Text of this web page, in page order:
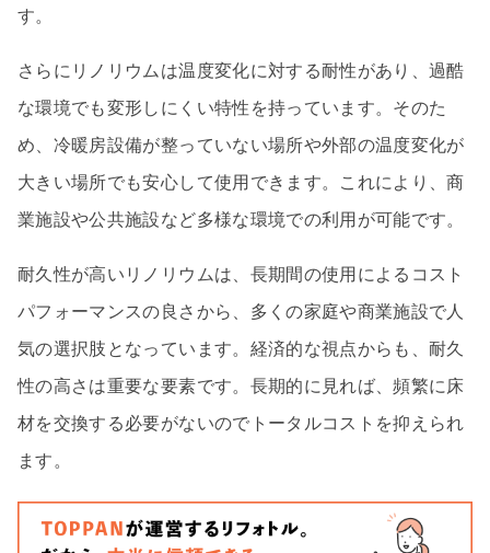
す。
さらにリノリウムは温度変化に対する耐性があり、過酷
な環境でも変形しにくい特性を持っています。そのた
め、冷暖房設備が整っていない場所や外部の温度変化が
大きい場所でも安心して使用できます。これにより、商
業施設や公共施設など多様な環境での利用が可能です。
耐久性が高いリノリウムは、長期間の使用によるコスト
パフォーマンスの良さから、多くの家庭や商業施設で人
気の選択肢となっています。経済的な視点からも、耐久
性の高さは重要な要素です。長期的に見れば、頻繁に床
材を交換する必要がないのでトータルコストを抑えられ
ます。